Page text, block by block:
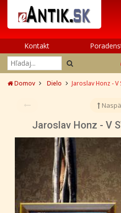
Kontakt
Domov Dielo Jaroslav Honz - V
Jaroslav Honz - V